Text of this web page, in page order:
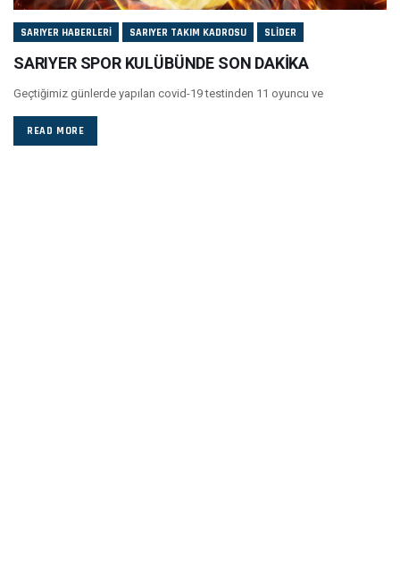
SARIYER HABERLERI SARIYER TAKIM KADROSU SLIDER
SARIYER SPOR KULÜBÜNDE SON DAKİKA
Geçtiğimiz günlerde yapılan covid-19 testinden 11 oyuncu ve
READ MORE